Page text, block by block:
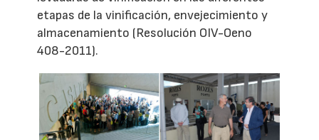
etapas de la vinificación, envejecimiento y
almacenamiento (Resolución OIV-Oeno
408-2011).